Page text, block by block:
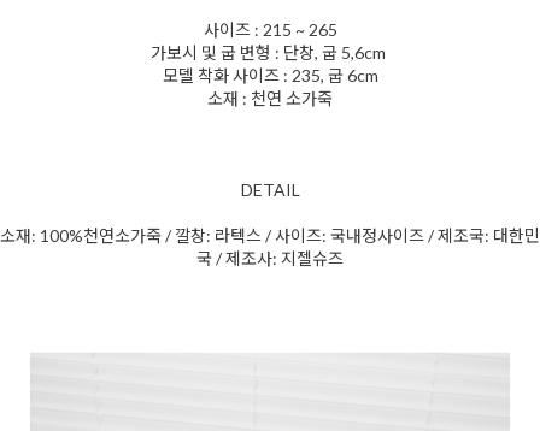
사이즈 : 215 ~ 265
가보시 및 굽 변형 : 단창, 굽 5,6cm
모델 착화 사이즈 : 235, 굽 6cm
소재 : 천연 소가죽
DETAIL
소재: 100%천연소가죽 / 깔창: 라텍스 / 사이즈: 국내정사이즈 / 제조국: 대한민
국 / 제조사: 지젤슈즈